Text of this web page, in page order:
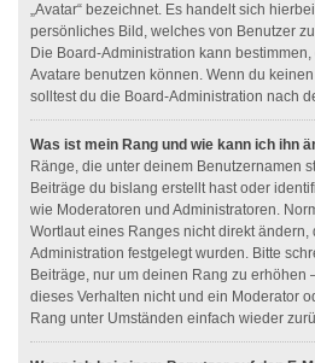
„Avatar“ bezeichnet. Es handelt sich
persönliches Bild, welches von Benutzer
Die Board-Administration kann
Avatare benutzen können. Wenn du
solltest du die Board-Administration nach
Was ist mein Rang und wie kann ich ihn
Ränge, die unter deinem Benutzernamen
Beiträge du bislang erstellt hast oder
wie Moderatoren und Administratoren.
Wortlaut eines Ranges nicht direkt ändern,
Administration festgelegt wurden. Bitte
Beiträge, nur um deinen Rang zu
dieses Verhalten nicht und ein Moderator
Rang unter Umständen einfach wieder